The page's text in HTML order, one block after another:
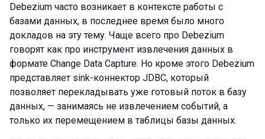
Debezium часто возникает в контексте работы с
базами данных, в последнее время было много
докладов на эту тему. Чаще всего про Debezium
говорят как про инструмент извлечения данных в
формате Change Data Capture. Но кроме этого Debezium
представляет sink-коннектор JDBC, который
позволяет перекладывать уже готовый поток в базу
данных, — занимаясь не извлечением событий, а
только их перемещением в таблицы базы данных.